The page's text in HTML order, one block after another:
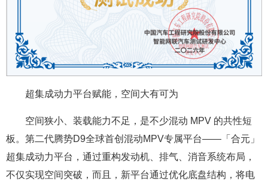
超集成动力平台赋能，空间大有可为
空间狭小、装载能力不足，是不少混动 MPV 的共性短
板。第二代腾势D9全球首创混动MPV专属平台——「合元」
超集成动力平台，通过重构发动机、排气、消音系统布局，
不仅实现空间突破，而且，新平台通过优化底盘结构，将电